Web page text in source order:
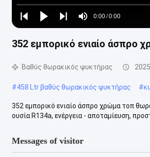
Play
Play
Play
Mute
Time
0:00/0:00
Loaded:
0%
352 εμπορικό ενιαίο
Βαθύς θωρακικός ψυκτήρας
#458 Ltr βαθύς θωρακικός ψυκτήρας #
352 εμπορικό ενιαίο άσπρο χρώμα τοπ
ουσία R134a, ενέργεια - αποταμίευση,
Messages of visitor